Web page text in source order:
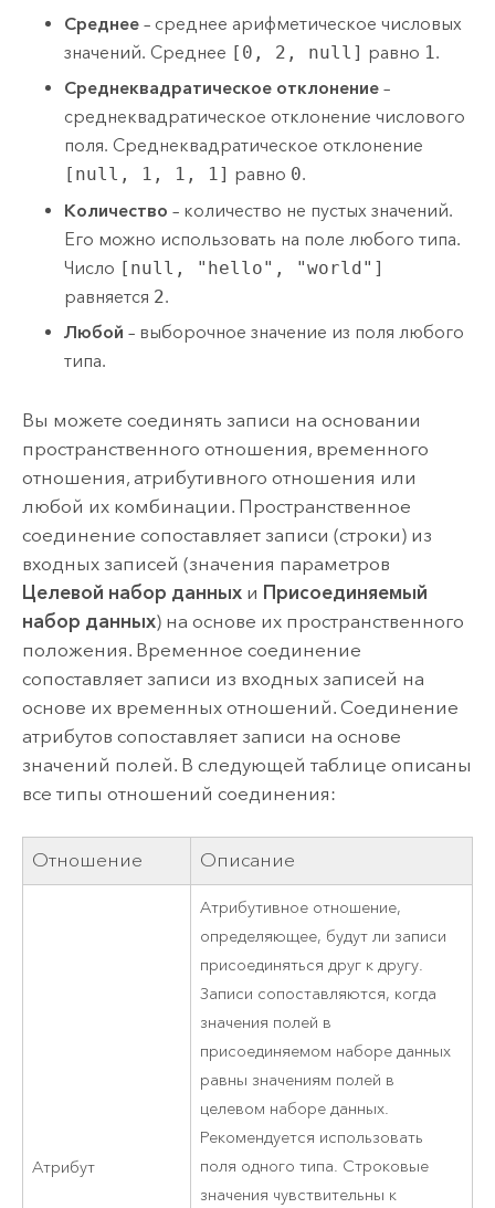
Среднее – среднее арифметическое числовых
значений. Среднее [0, 2, null] равно 1 .
Среднеквадратическое отклонение –
среднеквадратическое отклонение числового
поля. Среднеквадратическое отклонение
[null, 1, 1, 1] равно 0.
Количество – количество не пустых значений.
Его можно использовать на поле любого типа.
Число [null, "hello", "world"]
равняется 2.
Любой – выборочное значение из поля любого
типа.
Вы можете соединять записи на основании
пространственного отношения, временного
отношения, атрибутивного отношения или
любой их комбинации. Пространственное
соединение сопоставляет записи (строки) из
входных записей (значения параметров
Целевой набор данныхи Присоединяемый
набор данных) на основе их пространственного
положения. Временное соединение
сопоставляет записи из входных записей на
основе их временных отношений. Соединение
атрибутов сопоставляет записи на основе
значений полей. В следующей таблице описаны
все типы отношений соединения:
Отношение Описание
Атрибут
Атрибутивное отношение,
определяющее, будут ли записи
присоединяться друг к другу.
Записи сопоставляются, когда
значения полей в
присоединяемом наборе данных
равны значениям полей в
целевом наборе данных.
Рекомендуется использовать
поля одного типа. Строковые
значения чувствительны к